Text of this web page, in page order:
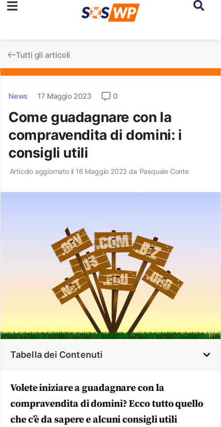
Tutti gli articoli
News 17 Maggio 2023 0
Come guadagnare con la
compravendita di domini: i
consigli utili
Articolo aggiornato il 16 Maggio 2023 da Pasquale Conte
Tabella dei Contenuti
Volete iniziare a guadagnare con la
compravendita di domini? Ecco tutto quello
che c’è da sapere e alcuni consigli utili